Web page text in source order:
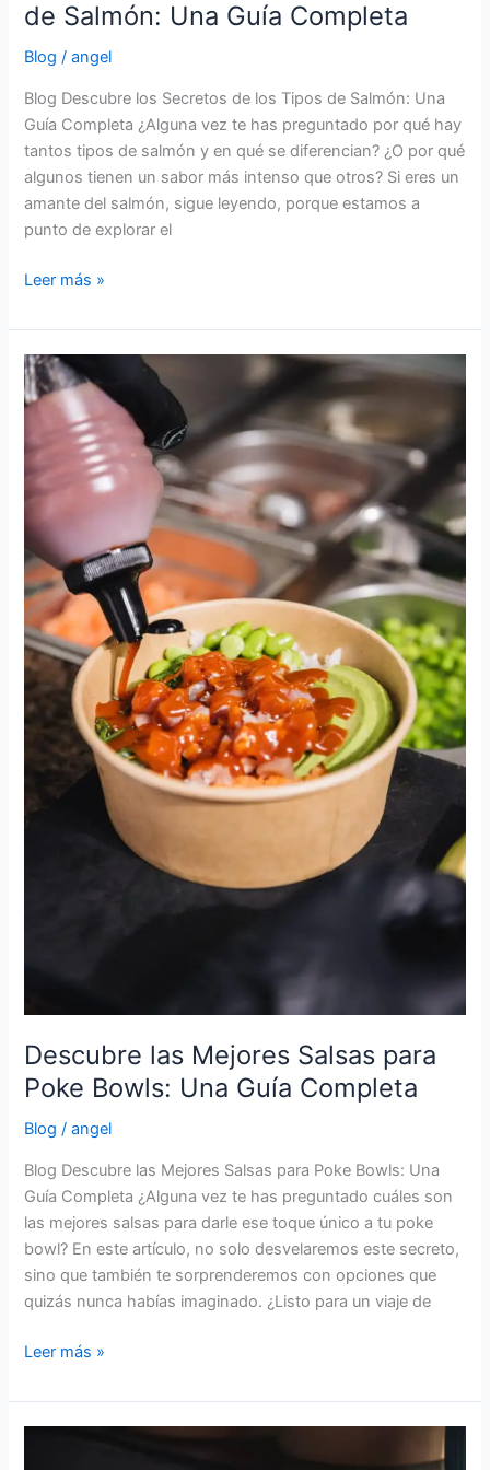
de Salmón: Una Guía Completa
Blog /angel
Blog Descubre los Secretos de los Tipos de Salmón: Una
Guía Completa ¿Alguna vez te has preguntado por qué hay
tantos tipos de salmón y en qué se diferencian? ¿O por qué
algunos tienen un sabor más intenso que otros? Si eres un
amante del salmón, sigue leyendo, porque estamos a
punto de explorar el
Leer más »
Descubre las Mejores Salsas para
Poke Bowls: Una Guía Completa
Blog /angel
Blog Descubre las Mejores Salsas para Poke Bowls: Una
Guía Completa ¿Alguna vez te has preguntado cuáles son
las mejores salsas para darle ese toque único a tu poke
bowl? En este artículo, no solo desvelaremos este secreto,
sino que también te sorprenderemos con opciones que
quizás nunca habías imaginado. ¿Listo para un viaje de
Descubre
las
Mejores
Salsas
para
Poke
Bowls:
Una
Guía
Completa
Leer más »